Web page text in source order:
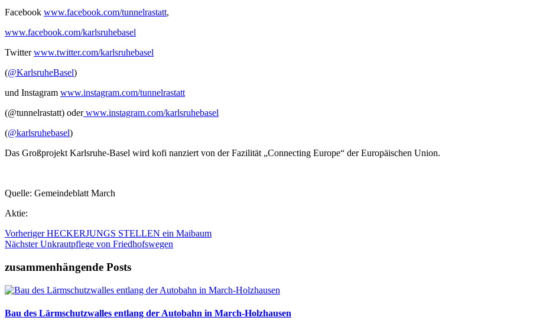
Facebook www.facebook.com/tunnelrastatt,
www.facebook.com/karlsruhebasel
Twitterwww.twitter.com/karlsruhebasel
(@KarlsruheBasel)
und Instagram www.instagram.com/tunnelrastatt
(@tunnelrastatt) oderwww.instagram.com/karlsruhebasel
(@karlsruhebasel)
Das Großprojekt Karlsruhe-Basel wird kofi nanziert von der Fazilität „Connecting Europe“ der Europäischen Union.
Quelle: Gemeindeblatt March
Aktie:
Vorheriger HECKERJUNGS STELLEN ein Maibaum
Nächster Unkrautpflege von Friedhofswegen
zusammenhängende Posts
Bau des Lärmschutzwalles entlang der Autobahn in March-Holzhausen